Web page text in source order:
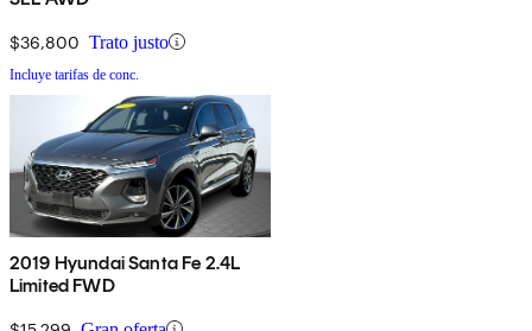
$36,800 Trato justo
Incluye tarifas de conc.
2019 Hyundai Santa Fe 2.4L
Limited FWD